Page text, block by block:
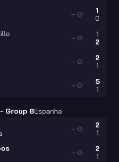
1
0
—
1
2
—
2
1
—
5
1
—
Group 8Espanha
2
1
—
2
1
—